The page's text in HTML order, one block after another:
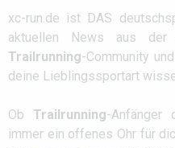
xc-run.de ist DAS
aktuellen News aus der
Trailrunning-Community
deine Lieblingssportart
Ob Trailrunning-Anfänger
immer ein offenes Ohr für